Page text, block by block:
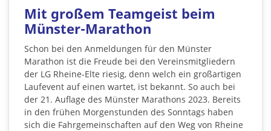
Mit großem Teamgeist beim
Münster-Marathon
Schon bei den Anmeldungen für den Münster
Marathon ist die Freude bei den Vereinsmitgliedern
der LG Rheine-Elte riesig, denn welch ein großartigen
Laufevent auf einen wartet, ist bekannt. So auch bei
der 21. Auflage des Münster Marathons 2023. Bereits
in den frühen Morgenstunden des Sonntags haben
sich die Fahrgemeinschaften auf den Weg von Rheine